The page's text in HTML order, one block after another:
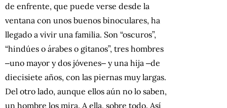
de enfrente, que puede verse desde la
ventana con unos buenos binoculares, ha
llegado a vivir una familia. Son “oscuros”,
“hindúes o árabes o gitanos”, tres hombres
‒uno mayor y dos jóvenes‒ y una hija ‒de
diecisiete años, con las piernas muy largas.
Del otro lado, aunque ellos aún no lo saben,
un hombre los mira. A ella, sobre todo. Así